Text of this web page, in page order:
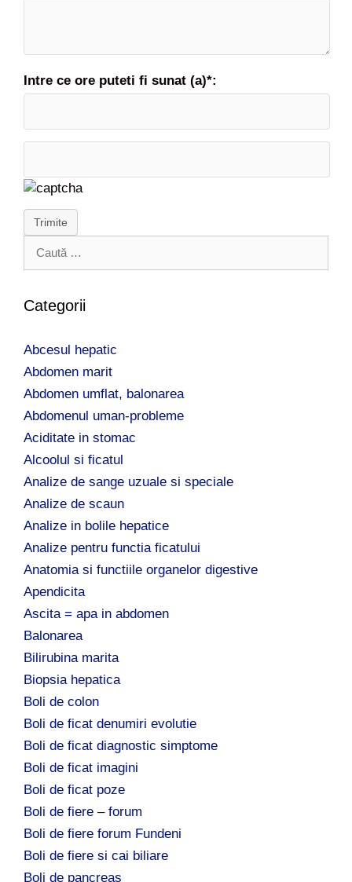
Intre ce ore puteti fi sunat (a)*:
Trimite
t
u
p
ă
Categorii
Abcesul hepatic
Abdomen marit
Abdomen umflat, balonarea
Abdomenul uman-probleme
Aciditate in stomac
Alcoolul si ficatul
Analize de sange uzuale si speciale
Analize de scaun
Analize in bolile hepatice
Analize pentru functia ficatului
Anatomia si functiile organelor digestive
Apendicita
Ascita = apa in abdomen
Balonarea
Bilirubina marita
Biopsia hepatica
Boli de colon
Boli de ficat denumiri evolutie
Boli de ficat diagnostic simptome
Boli de ficat imagini
Boli de ficat poze
Boli de fiere – forum
Boli de fiere forum Fundeni
Boli de fiere si cai biliare
Boli de pancreas